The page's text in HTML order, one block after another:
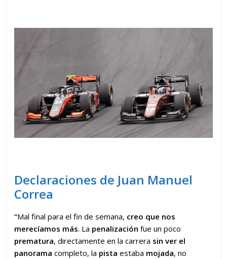
Declaraciones de Juan Manuel
Correa
“Mal final para el fin de semana, creo que nos
merecíamos más. La penalización fue un poco
prematura, directamente en la carrera sin ver el
panorama completo, la pista estaba mojada, no